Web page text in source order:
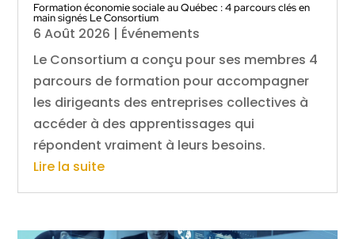
Formation économie sociale au Québec : 4 parcours clés en
main signés Le Consortium
6 Août 2026 | Événements
Le Consortium a conçu pour ses membres 4
parcours de formation pour accompagner
les dirigeants des entreprises collectives à
accéder à des apprentissages qui
répondent vraiment à leurs besoins.
Lire la suite